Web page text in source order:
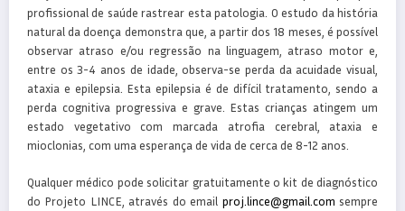
profissional de saúde rastrear esta patologia. O estudo da história
natural da doença demonstra que, a partir dos 18 meses, é possível
observar atraso e/ou regressão na linguagem, atraso motor e,
entre os 3-4 anos de idade, observa-se perda da acuidade visual,
ataxia e epilepsia. Esta epilepsia é de difícil tratamento, sendo a
perda cognitiva progressiva e grave. Estas crianças atingem um
estado vegetativo com marcada atrofia cerebral, ataxia e
mioclonias, com uma esperança de vida de cerca de 8-12 anos.
Qualquer médico pode solicitar gratuitamente o kit de diagnóstico
do Projeto LINCE, através do email proj.lince@gmail.com sempre